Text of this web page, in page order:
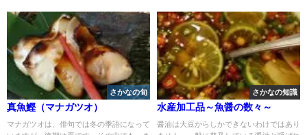
さかなの旬
真魚鰹（マナガツオ）
マナガツオは、俳句では冬の季語になって
さかなの知識
水産加工品～魚醤の数々～
醤油は大豆からしかできないわけではあり